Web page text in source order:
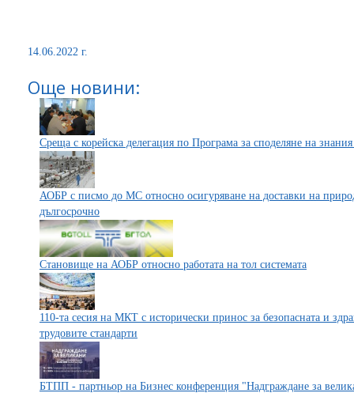
14.06.2022 г.
Още новини:
Среща с корейска делегация по Програма за споделяне на
АОБР с писмо до МС относно осигуряване на доставки на
дългосрочно
Становище на АОБР относно работата на тол системата
110-та сесия на МКТ с исторически принос за безопасната и
трудовите стандарти
БТПП - партньор на Бизнес конференция "Надграждане за